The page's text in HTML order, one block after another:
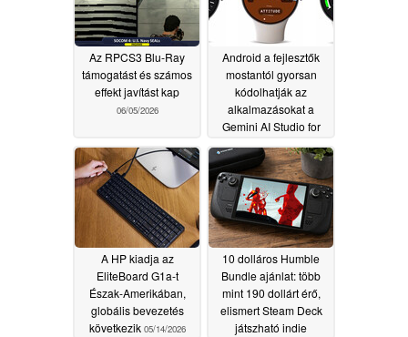
Az RPCS3 Blu-Ray
támogatást és számos
effekt javítást kap
06/05/2026
Android a fejlesztők
mostantól gyorsan
kódolhatják az
alkalmazásokat a
Gemini AI Studio for
05/20/2026
A HP kiadja az
EliteBoard G1a-t
Észak-Amerikában,
globális bevezetés
következik 05/14/2026
10 dolláros Humble
Bundle ajánlat: több
mint 190 dollárt érő,
elismert Steam Deck
játszható indie